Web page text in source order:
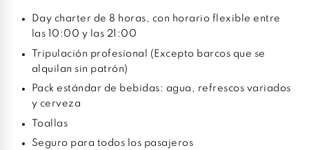
Day charter de 8 horas, con horario flexible entre
las 10:00 y las 21:00
Tripulación profesional (Excepto barcos que se
alquilan sin patrón)
Pack estándar de bebidas: agua, refrescos variados
y cerveza
Toallas
Seguro para todos los pasajeros